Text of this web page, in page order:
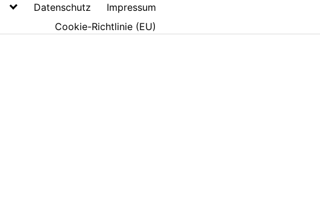
Datenschutz
Impressum
Cookie-Richtlinie (EU)